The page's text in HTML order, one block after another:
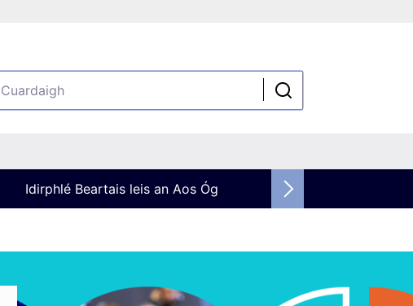
Idirphlé Beartais leis an Aos Óg